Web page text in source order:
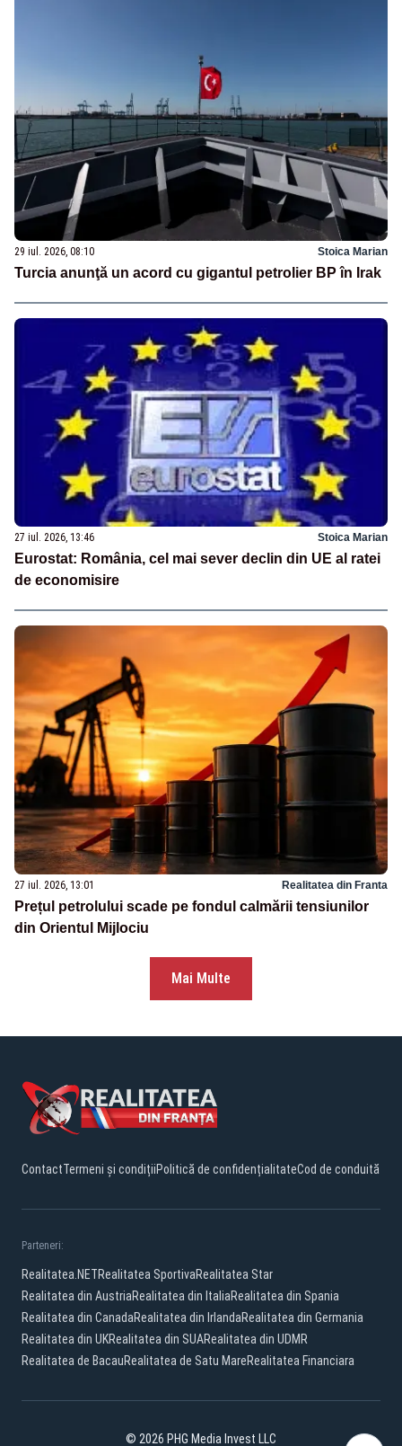
29 iul. 2026, 08:10 Stoica Marian
Turcia anunţă un acord cu gigantul petrolier BP în Irak
27 iul. 2026, 13:46 Stoica Marian
Eurostat: România, cel mai sever declin din UE al ratei
de economisire
27 iul. 2026, 13:01 Realitatea din Franta
Prețul petrolului scade pe fondul calmării tensiunilor
din Orientul Mijlociu
Mai Multe
ContactTermeni și condițiiPolitică de confidențialitateCod de conduită
Parteneri:
Realitatea.NETRealitatea SportivaRealitatea Star
Realitatea din AustriaRealitatea din ItaliaRealitatea din Spania
Realitatea din CanadaRealitatea din IrlandaRealitatea din Germania
Realitatea din UKRealitatea din SUARealitatea din UDMR
Realitatea de BacauRealitatea de Satu MareRealitatea Financiara
© 2026 PHG Media Invest LLC